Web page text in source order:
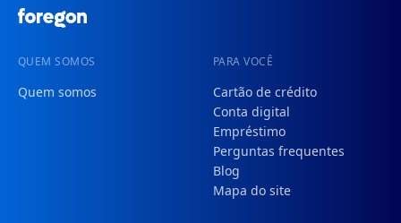
QUEM SOMOS
Quem somos
PARA VOCÊ
Cartão de crédito
Conta digital
Empréstimo
Perguntas frequentes
Blog
Mapa do site